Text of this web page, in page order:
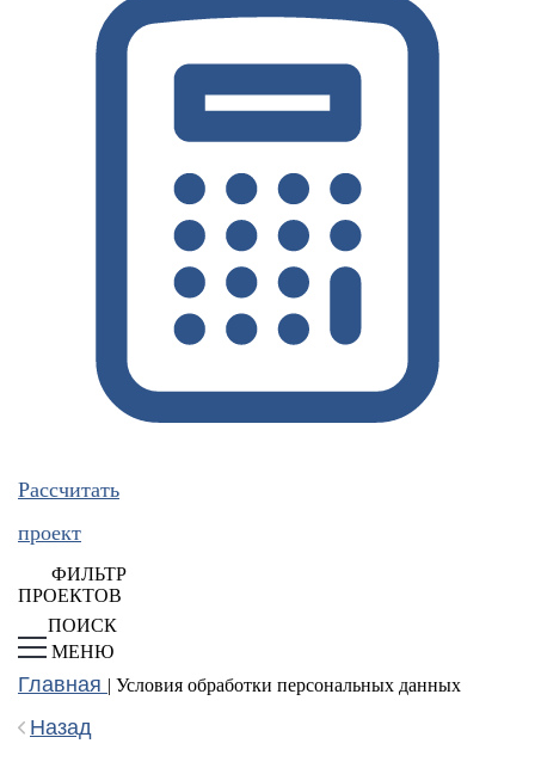
Рассчитать
проект
ФИЛЬТР
ПРОЕКТОВ
ПОИСК
МЕНЮ
Главная | Условия обработки персональных данных
Назад